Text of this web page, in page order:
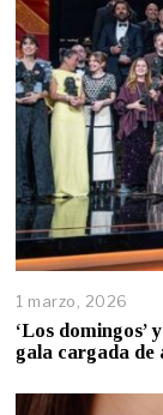
1 marzo, 2026
‘Los domingos’
gala cargada de